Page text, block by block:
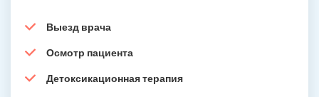
Выезд врача
Осмотр пациента
Детоксикационная терапия